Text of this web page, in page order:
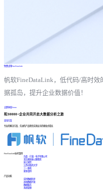
免费试用FineDataLink
帆软FineDataLink，低代码/高时
据孤岛，提升企业数据价值！
立即体验Demo
和30000+企业共同开启大数据分析之旅
咨询方案
专业的解决方案、先进的产品帮您实现业务的爆发式增长
FineDataLink标杆案例
台晶（宁波）电子有限公司
某交通高速公路集团
浙江国贸
江西中医药大学
三一重机
更多案例
产品功能
实时数据同步
高效数据开发
数据服务
系统管理